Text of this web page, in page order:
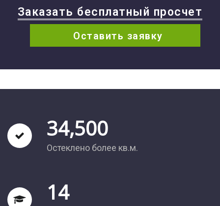
Заказать бесплатный просчет
Оставить заявку
34,500
Остеклено более кв.м.
14